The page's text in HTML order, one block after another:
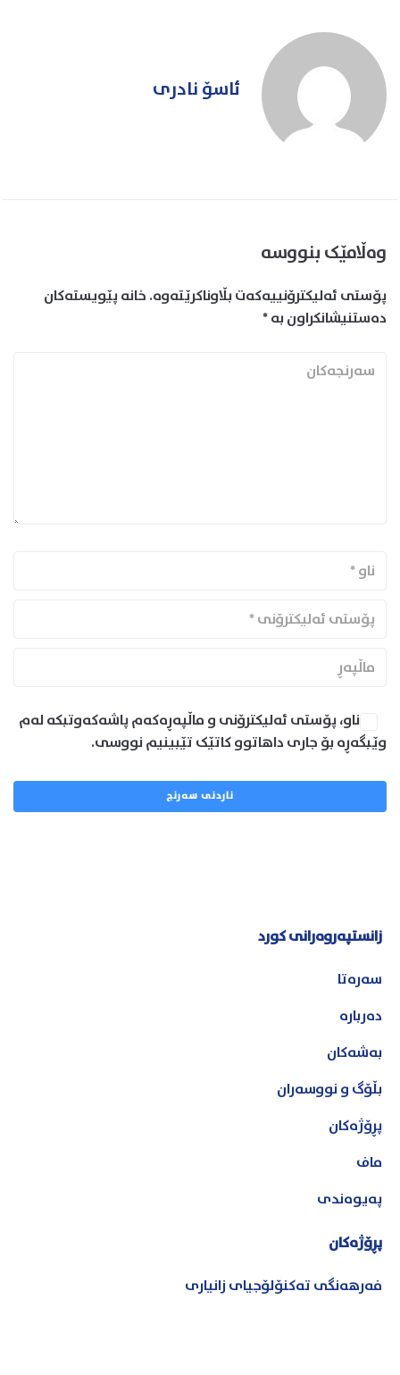
ئاسۆ نادری
وەڵامێک بنووسە
پۆستی ئەلیکترۆنییەکەت بڵاوناکرێتەوە.خانە پێویستەکان
دەستنیشانکراون بە*
ناو، پۆستی ئەلیکترۆنی و ماڵپەڕەکەم پاشەکەوتبکە لەم
وێبگەڕە بۆ جاری داهاتوو کاتێک تێبینیم نووسی.
زانستپەروەرانی کورد
سەرەتا
دەربارە
بەشەکان
بڵۆگ و نووسەران
پڕۆژەکان
ماف
پەیوەندی
پڕۆژەکان
فەرهەنگی تەکنۆلۆجیای زانیاری